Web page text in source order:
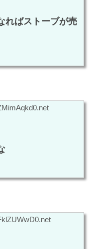
ればストーブが売